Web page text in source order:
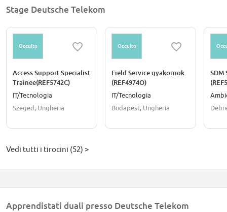
Stage Deutsche Telekom
Occulto
Access Support Specialist
Trainee(REF5742C)
IT/Tecnologia
Szeged, Ungheria
Occulto
Field Service gyakornok
(REF4974O)
IT/Tecnologia
Budapest, Ungheria
SDM
Vedi tutti i tirocini (52) >
Apprendistati duali presso Deutsche Telekom